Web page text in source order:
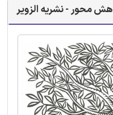
محور - نشریه الزویر